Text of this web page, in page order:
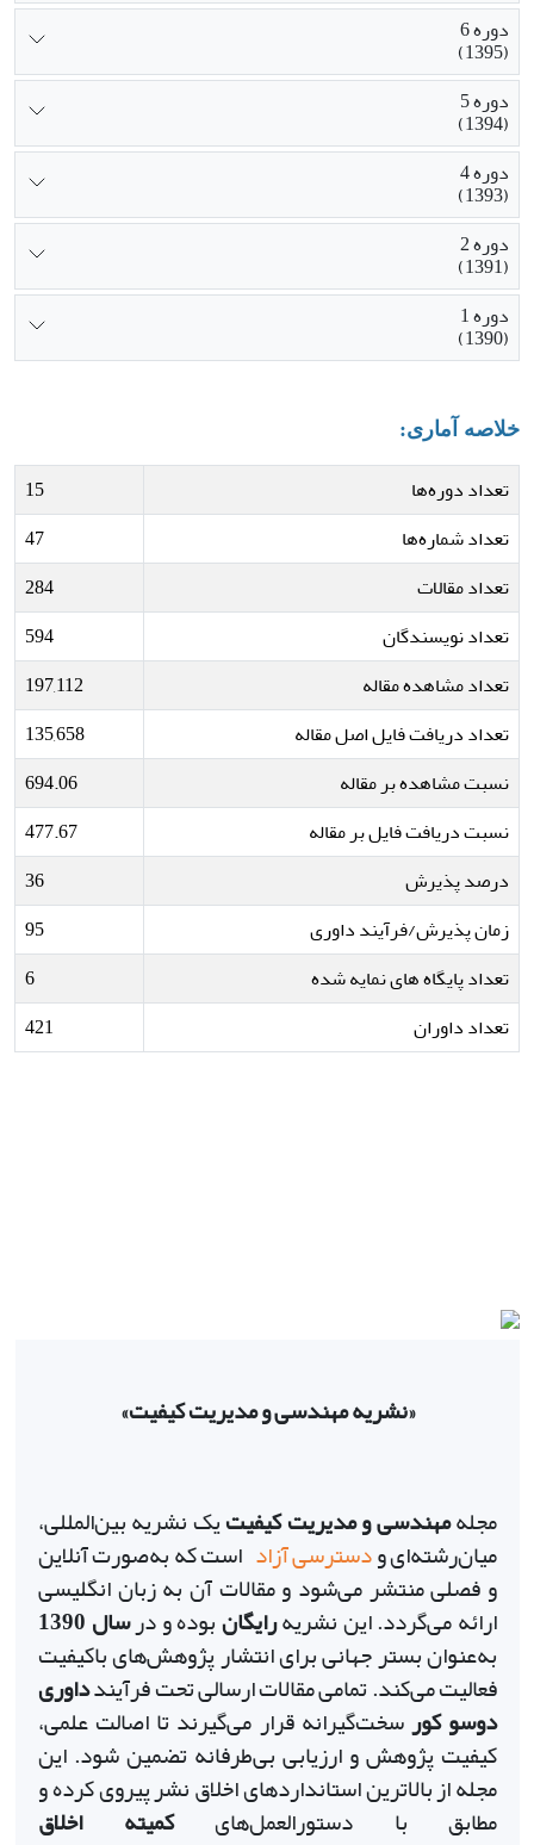
دوره 6
(1395)
دوره 5
(1394)
دوره 4
(1393)
دوره 2
(1391)
دوره 1
(1390)
خلاصه آماری:
تعداد دوره‌ها
15
تعداد شماره‌ها
47
تعداد مقالات
284
تعداد نویسندگان
594
تعداد مشاهده مقاله
197,112
تعداد دریافت فایل اصل مقاله
135,658
نسبت مشاهده بر مقاله
694.06
نسبت دریافت فایل بر مقاله
477.67
درصد پذیرش
36
زمان پذیرش/فرآیند داوری
95
تعداد پایگاه های نمایه شده
6
تعداد داوران
421
«نشریه مهندسی و مدیریت کیفیت»
مجلهمهندسی و مدیریت کیفیتیک نشریه بین‌المللی،
میان‌رشته‌ای ودسترسی آزاد است که به‌صورت آنلاین
و فصلی منتشر می‌شود و مقالات آن به زبان انگلیسی
ارائه می‌گردد. این نشریهرایگانبوده و درسال1390
به‌عنوان بستر جهانی برای انتشار پژوهش‌های باکیفیت
فعالیت می‌کند. تمامی مقالات ارسالی تحت فرآیندداوری
دوسو کورسخت‌گیرانه قرار می‌گیرند تا اصالت علمی،
کیفیت پژوهش و ارزیابی بی‌طرفانه تضمین شود. این
مجله از بالاترین استانداردهای اخلاق نشر پیروی کرده و
مطابق با دستورالعمل‌هایکمیته اخلاق